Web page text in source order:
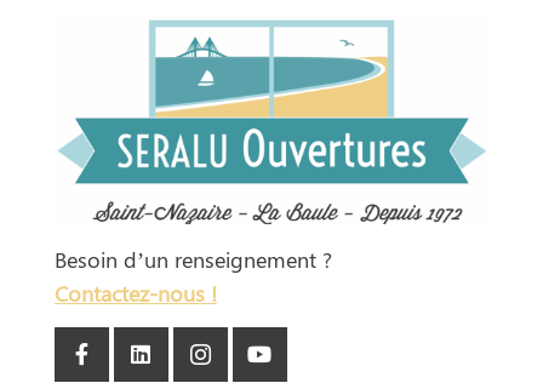
Besoin d’un renseignement ?
Contactez-nous !